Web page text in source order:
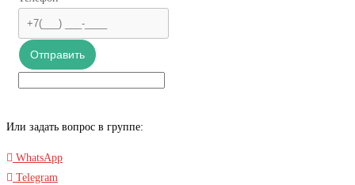
Отправить
Или задать вопрос в группе:
WhatsApp
Telegram